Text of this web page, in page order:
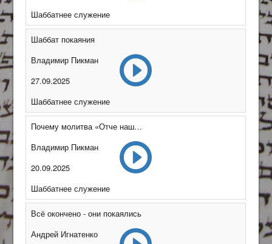
Шаббатнее служение
Шаббат покаяния
Владимир Пикман
27.09.2025
Шаббатнее служение
Почему молитва «Отче наш» еврейская?
Владимир Пикман
20.09.2025
Шаббатнее служение
Всё окончено - они покаялись
Андрей Игнатенко